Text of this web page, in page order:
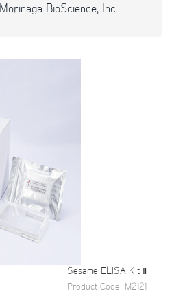
Morinaga BioScience, Inc
Sesame ELISA Kit Ⅱ
Product Code: M2121